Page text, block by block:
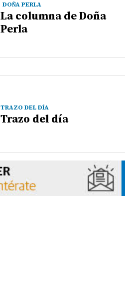
DOÑA PERLA
La columna de Doña
Perla
TRAZO DEL DÍA
Trazo del día